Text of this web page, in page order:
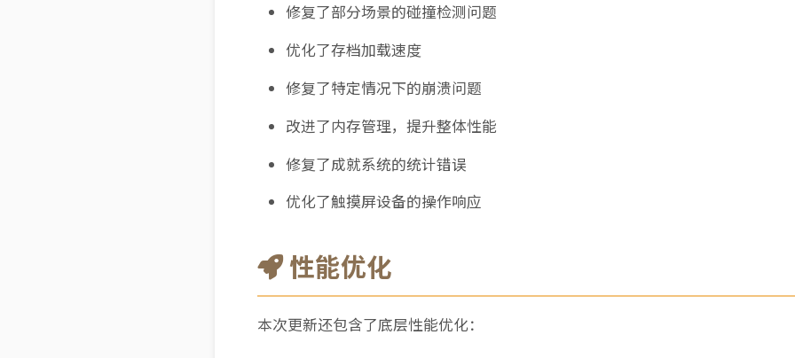
修复了部分场景的碰撞检测问题
优化了存档加载速度
修复了特定情况下的崩溃问题
改进了内存管理，提升整体性能
修复了成就系统的统计错误
优化了触摸屏设备的操作响应
性能优化
本次更新还包含了底层性能优化：